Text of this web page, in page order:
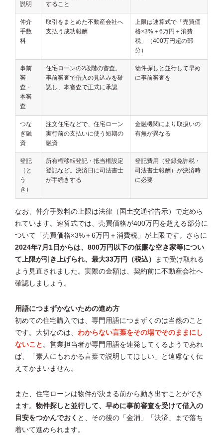
説明
すること
仲介
手数
料
取引をまとめた不動産会社へ
支払う成功報酬
上限は速算式で「売買価
格×3%＋6万円＋消費
税」（400万円超の部
分）
事前
審
査・
本審
査
住宅ローンの2段階の審査。
事前審査で借入の見込みを確
認し、本審査で正式に承認
物件探しと並行して早め
に事前審査を
つな
ぎ融
資
注文住宅などで、住宅ローン
実行前の支払いに使う短期の
融資
金融機関により取扱いの
有無が異なる
登記
（と
う
き）
所有権移転登記・抵当権設定
登記など。決済日に司法書士
が手続きする
登記費用（登録免許税・
司法書士報酬）が決済時
に必要
なお、仲介手数料の上限は法律（国土交通省告示）で定めら
れています。速算式では、売買価格が400万円を超える部分に
ついて「売買価格×3%＋6万円＋消費税」が上限です。さらに
2024年7月1日からは、800万円以下の低廉な空き家等につい
て上限が引き上げられ、最大33万円（税込）
まで受け取れる
よう見直されました。実際の金額は、契約前に不動産会社へ
確認しましょう。
用語につまずかないための進め方
初めての住宅購入では、専門用語につまずくのは当然のこと
です。大切なのは、 わからない言葉をその場でそのままにし
ないこと 。営業担当者が専門用語を連発してくるようであれ
ば、「素人にもわかる言葉で説明してほしい」と遠慮なく伝
えてかまいません。
また、住宅ローンは物件が決まる前から動き出すことができ
ます。 物件探しと並行して、早めに事前審査を受けて借入の
目安をつかんでおく と、その後の「金消」「決済」まで落ち
着いて進められます。